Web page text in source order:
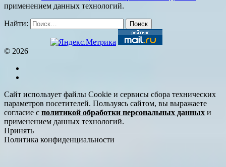
применением данных технологий.
Найти:
© 2026
Сайт использует файлы Cookie и сервисы сбора технических
параметров посетителей. Пользуясь сайтом, вы выражаете
согласие с политикой обработки персональных данных и
применением данных технологий.
Принять
Политика конфиденциальности